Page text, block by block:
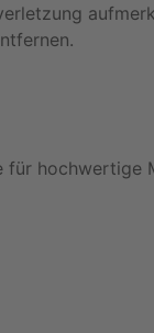
für hochwertige